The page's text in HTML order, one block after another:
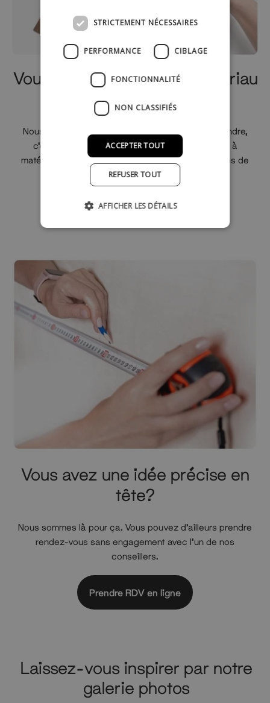
Vous ne savez pas quel matériau
choisir?
Nous savons que c'est une décision difficile à prendre,
c'est pourquoi nous avons créé une petite boîte à
matériaux qui contient les échantillons de nos types de
bois et de tuyaux.
Acheter un échantillon de couleur
Vous avez une idée précise en
tête?
Nous sommes là pour ça. Vous pouvez d'ailleurs prendre
rendez-vous sans engagement avec l'un de nos
conseillers.
Prendre RDV en ligne
Laissez-vous inspirer par notre
galerie photos
STRICTEMENT NÉCESSAIRES
PERFORMANCE CIBLAGE
FONCTIONNALITÉ
NON CLASSIFIÉS
ACCEPTER TOUT
REFUSER TOUT
AFFICHER LES DÉTAILS